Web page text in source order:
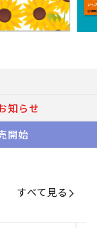
知らせ
開始
すべて見る